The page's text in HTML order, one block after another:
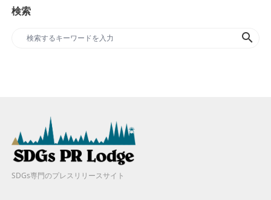
検索
search
SDGs専門のプレスリリースサイト